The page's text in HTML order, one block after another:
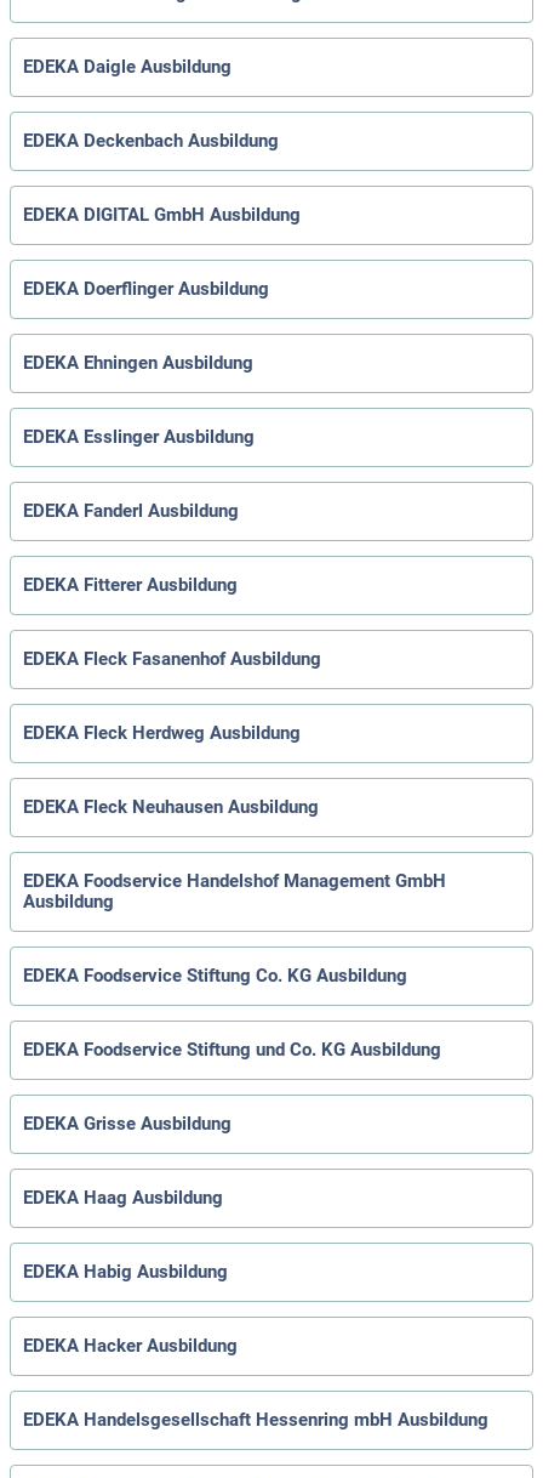
EDEKA Daigle Ausbildung
EDEKA Deckenbach Ausbildung
EDEKA DIGITAL GmbH Ausbildung
EDEKA Doerflinger Ausbildung
EDEKA Ehningen Ausbildung
EDEKA Esslinger Ausbildung
EDEKA Fanderl Ausbildung
EDEKA Fitterer Ausbildung
EDEKA Fleck Fasanenhof Ausbildung
EDEKA Fleck Herdweg Ausbildung
EDEKA Fleck Neuhausen Ausbildung
EDEKA Foodservice Handelshof Management GmbH
Ausbildung
EDEKA Foodservice Stiftung Co. KG Ausbildung
EDEKA Foodservice Stiftung und Co. KG Ausbildung
EDEKA Grisse Ausbildung
EDEKA Haag Ausbildung
EDEKA Habig Ausbildung
EDEKA Hacker Ausbildung
EDEKA Handelsgesellschaft Hessenring mbH Ausbildung